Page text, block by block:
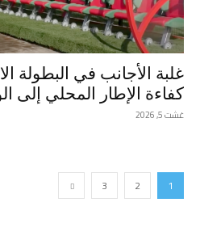
غلبة الأجانب في البطولة
كفاءة الإطار المحلي إلى
غشت 5, 2026
1
2
3